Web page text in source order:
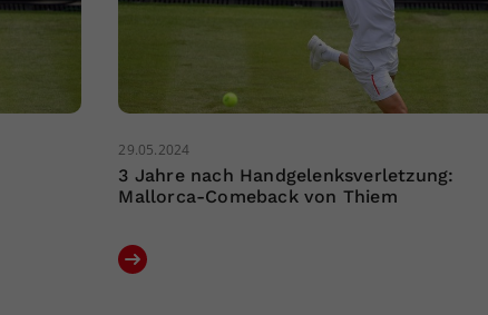
29.05.2024
3 Jahre nach Handgelenksverletzung:
Mallorca-Comeback von Thiem